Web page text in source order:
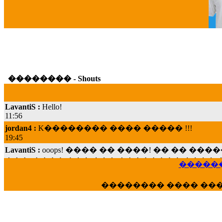
�������� - Shouts
11:56
jordan4 :
19:45
LavantiS :
���; ���� ��� ��� �������� ����
15:07
�������� ����